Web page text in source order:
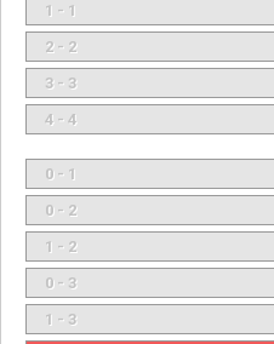
1 - 1
2 - 2
3 - 3
4 - 4
0 - 1
0 - 2
1 - 2
0 - 3
1 - 3